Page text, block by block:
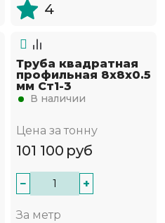
4
Труба квадратная
профильная 8х8х0.5
мм Ст1-3
В наличии
Цена за тонну
101 100 руб
− +
За метр